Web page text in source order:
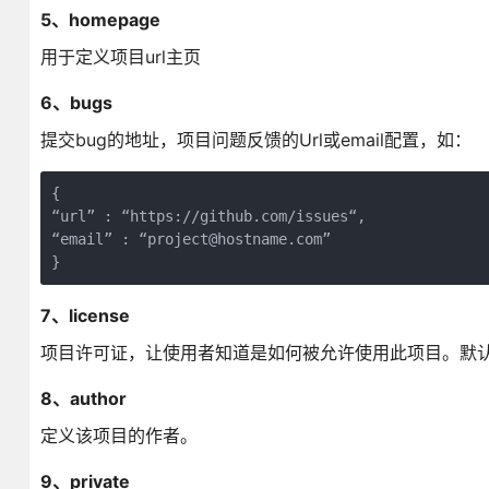
5、homepage
用于定义项目url主页
6、bugs
提交bug的地址，项目问题反馈的Url或email配置，如：
{
“url” : “https://github.com/issues“,
“email” : “project@hostname.com”
}
7、license
项目许可证，让使用者知道是如何被允许使用此项目。默
8、author
定义该项目的作者。
9、private